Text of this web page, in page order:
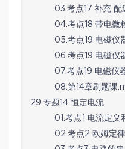
03.考点17 补充
04.考点18 带电微
05.考点19 电磁仪
06.考点19 电磁仪
07.考点19 电磁仪
08.第14章刷题课
29.专题14 恒定电流
01.考点1 电流定
02.考点2 欧姆定